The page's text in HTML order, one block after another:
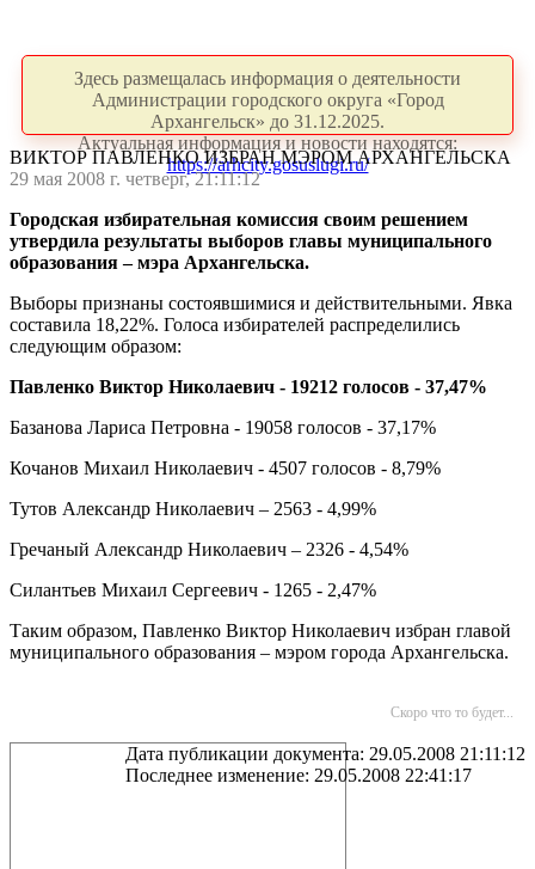
Здесь размещалась информация о деятельности
Администрации городского округа «Город
Архангельск» до 31.12.2025.
Актуальная информация и новости находятся:
https://arhcity.gosuslugi.ru/
ВИКТОР ПАВЛЕНКО ИЗБРАН МЭРОМ АРХАНГЕЛЬСКА
29 мая 2008 г. четверг, 21:11:12
Городская избирательная комиссия своим решением
утвердила результаты выборов главы муниципального
образования – мэра Архангельска.
Выборы признаны состоявшимися и действительными. Явка
составила 18,22%. Голоса избирателей распределились
следующим образом:
Павленко Виктор Николаевич - 19212 голосов - 37,47%
Базанова Лариса Петровна - 19058 голосов - 37,17%
Кочанов Михаил Николаевич - 4507 голосов - 8,79%
Тутов Александр Николаевич – 2563 - 4,99%
Гречаный Александр Николаевич – 2326 - 4,54%
Силантьев Михаил Сергеевич - 1265 - 2,47%
Таким образом, Павленко Виктор Николаевич избран главой
муниципального образования – мэром города Архангельска.
Скоро что то будет...
Дата публикации документа: 29.05.2008 21:11:12
Последнее изменение: 29.05.2008 22:41:17